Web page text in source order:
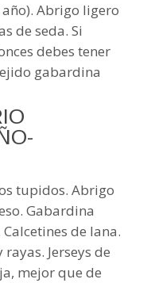
Abrigo ligero
de seda. Si
debes tener
gabardina
tupidos. Abrigo
Gabardina
de lana.
Jerseys de
mejor que de